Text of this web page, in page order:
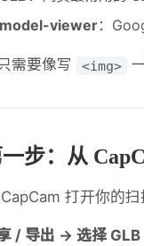
model-viewer：
需要像写 <img>
步：从
打开你的扫
/ 导出 → 选择 GLB